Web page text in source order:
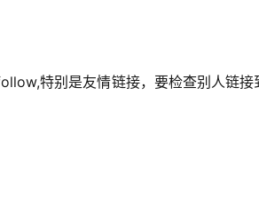
特别是友情链接，要检查别人链接